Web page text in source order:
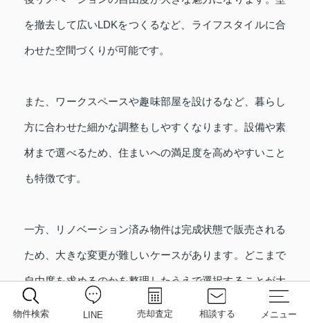
を撤去して広いLDKをつくるなど、ライフスタイルに合
わせた空間づくりが可能です。
また、ワークスペースや趣味部屋を設けるなど、暮らし
方に合わせた細かな調整もしやすくなります。設備や素
材まで選べるため、住まいへの満足度を高めやすいこと
も特徴です。
一方、リノベーション済み物件は完成状態で販売される
ため、大きな変更が難しいケースがあります。どこまで
自由度を求めるのかを整理したうえで選択することが大
切です。
物件検索 LINE 売却査定 相談する メニュー